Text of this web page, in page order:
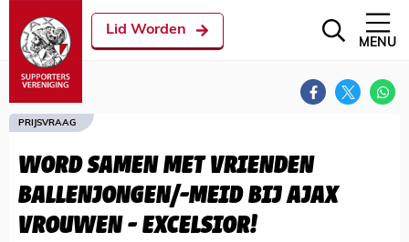
Lid Worden
MENU
PRIJSVRAAG
WORD SAMEN MET VRIENDEN
BALLENJONGEN/-MEID BIJ AJAX
VROUWEN - EXCELSIOR!